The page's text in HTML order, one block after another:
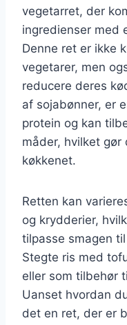
vegetarret, der
ingredienser med
Denne ret er ikke
vegetarer, men
reducere deres
af sojabønner, er
protein og kan
måder, hvilket
køkkenet.
Retten kan
og krydderier,
tilpasse smagen
Stegte ris med
eller som tilbehør
Uanset hvordan
det en ret, der er